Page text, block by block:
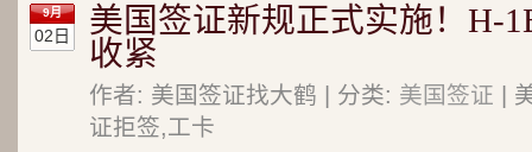
9月
02日
美国签证新规正式实施！H-
收紧
作者: 美国签证找大鹤 | 分类: 美国签证 |
证拒签,工卡